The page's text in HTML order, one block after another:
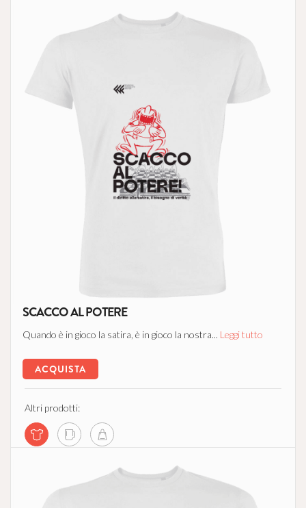
SCACCO AL POTERE
Quando è in gioco la satira, è in gioco la nostra... Leggi tutto
ACQUISTA
Altri prodotti: